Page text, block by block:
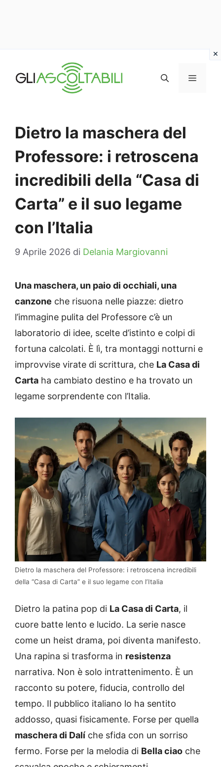
MENU
Dietro la maschera del
Professore: i retroscena
incredibili della “Casa di
Carta” e il suo legame
con l’Italia
9 Aprile 2026 di Delania Margiovanni
Una maschera, un paio di occhiali, una
canzone che risuona nelle piazze: dietro
l’immagine pulita del Professore c’è un
laboratorio di idee, scelte d’istinto e colpi di
fortuna calcolati. È lì, tra montaggi notturni e
improvvise virate di scrittura, che La Casa di
Carta ha cambiato destino e ha trovato un
legame sorprendente con l’Italia.
Dietro la maschera del Professore: i retroscena incredibili
della “Casa di Carta” e il suo legame con l’Italia
Dietro la patina pop di La Casa di Carta, il
cuore batte lento e lucido. La serie nasce
come un heist drama, poi diventa manifesto.
Una rapina si trasforma in resistenza
narrativa. Non è solo intrattenimento. È un
racconto su potere, fiducia, controllo del
tempo. Il pubblico italiano lo ha sentito
addosso, quasi fisicamente. Forse per quella
maschera di Dalí che sfida con un sorriso
fermo. Forse per la melodia di Bella ciao che